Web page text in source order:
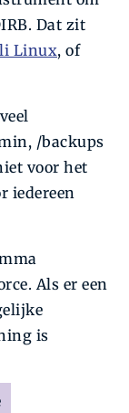
Dat zit
Linux, of
/backups
voor het
iedereen
Als er een
is